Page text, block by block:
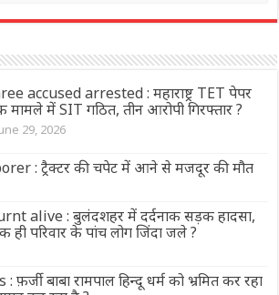
accused arrested : महाराष्ट्र TET पेपर
मामले में SIT गठित, तीन आरोपी गिरफ्तार ?
29, 2026
: ट्रैक्टर की चपेट में आने से मजदूर की मौत
alive : बुलंदशहर में दर्दनाक सड़क हादसा,
परिवार के पांच लोग जिंदा जले ?
बाबा रामपाल हिन्दू धर्म को भ्रमित कर रहा